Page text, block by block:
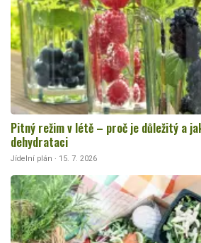
Pitný režim v létě – proč je důležitý a
dehydrataci
Jídelní plán · 15. 7. 2026